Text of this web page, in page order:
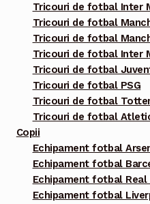
Tricouri de fotbal Inter
Tricouri de fotbal
Tricouri de fotbal
Tricouri de fotbal Inter
Tricouri de fotbal
Tricouri de fotbal PSG
Tricouri de fotbal
Tricouri de fotbal
Copii
Echipament fotbal
Echipament fotbal
Echipament fotbal Real
Echipament fotbal